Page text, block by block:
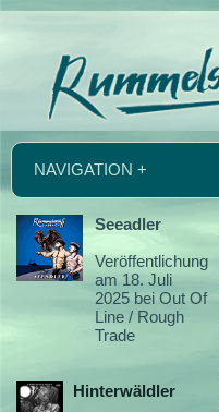
NAVIGATION +
Seeadler
Veröffentlichung
am 18. Juli
2025 bei Out Of
Line / Rough
Trade
Hinterwäldler